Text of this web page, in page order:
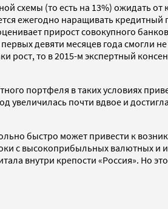
схемы (то есть на 13%) ожидать
ежегодно наращивать кредитный
прирост совокупного
девяти месяцев года смогли
то в 2015-м экспертный
портфеля в таких условиях
почти вдвое и
быстро может привести к
с высокоприбыльных валютных и
внутри крепости «Россия». Но